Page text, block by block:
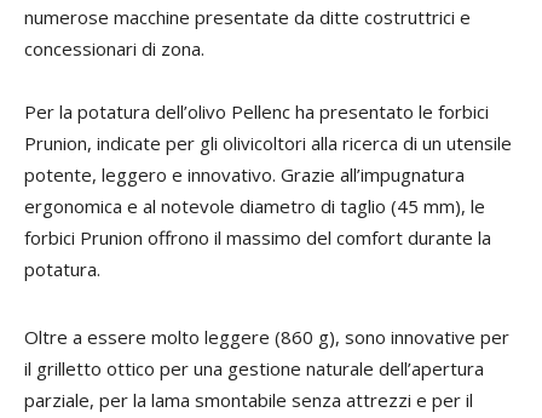
numerose macchine presentate da ditte costruttrici e
concessionari di zona.
Per la potatura dell’olivo Pellenc ha presentato le forbici
Prunion, indicate per gli olivicoltori alla ricerca di un utensile
potente, leggero e innovativo. Grazie all’impugnatura
ergonomica e al notevole diametro di taglio (45 mm), le
forbici Prunion offrono il massimo del comfort durante la
potatura.
Oltre a essere molto leggere (860 g), sono innovative per
il grilletto ottico per una gestione naturale dell’apertura
parziale, per la lama smontabile senza attrezzi e per il